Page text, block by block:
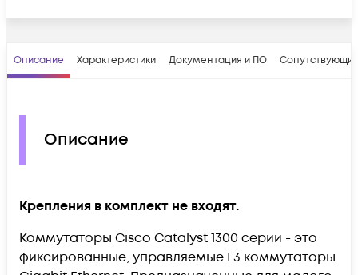
Описание Характеристики Документация и ПО
Описание
Крепления в комплект не входят.
Коммутаторы Cisco Catalyst 1300 серии - это
фиксированные, управляемые L3 коммутаторы